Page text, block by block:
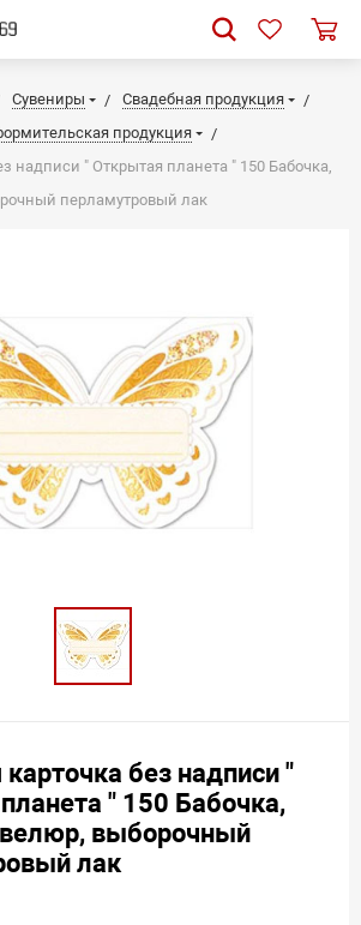
Сувениры
Свадебная продукция
продукция
надписи " Открытая планета " 150 Бабочка,
перламутровый лак
карточка без надписи "
" 150 Бабочка,
выборочный
лак